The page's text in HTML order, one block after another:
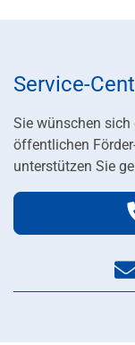
Service-
Sie wünschen
öffentlichen
unterstützen Sie